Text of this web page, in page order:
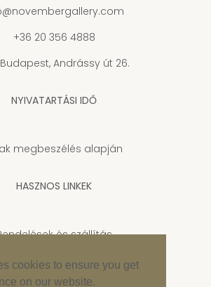
cookies to ensure you get
on our website.
+36 20 356 4888
Budapest, Andrássy út 26.
NYIVATARTÁSI IDŐ
megbeszélés alapján
HASZNOS LINKEK
és szállítás
tájékoztató